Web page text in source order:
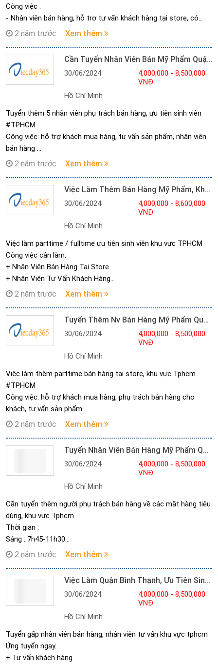
Công việc :
- Nhân viên bán hàng, hỗ trợ tư vấn khách hàng tại store, có
kinh nghiệm tiếp xúc khách hàng nhiều sẽ là một lợi thế.
- Tại mối quan hệ với khách hàng và chăm sóc khách hàng
Thời gian:
sáng: 7h30 - 11h30
chiều: 13h- 17h
Lương:
Ca 4 tiếng : 4.000.000₫
Ca 8 tiếng: 8.500.000₫
- Được thoả thuận thêm
- Thu nhập tùy theo năng lực
2 năm trước Xem thêm
Cần Tuyển Nhân Viên Bán Mỹ Phẩm Quận Bình Thạnh
30/06/2024
4,000,000 - 8,500,000
VNĐ
Hồ Chí Minh
Tuyển thêm 5 nhân viên phụ trách bán hàng, ưu tiên sinh viên
#TPHCM
Công việc: hỗ trợ khách mua hàng, tư vấn sản phẩm, nhân viên
bán hàng
Thời gian :
Ca chiều: 13h30-17h30
-> Parttime: 4tr
-> Fulltime: 8tr5
2 năm trước Xem thêm
Việc Làm Thêm Bán Hàng Mỹ Phẩm, Không Cần Kinh Nghiệm
30/06/2024
4,000,000 - 8,600,000
VNĐ
Hồ Chí Minh
Việc làm parttime / fulltime ưu tiên sinh viên khu vực TPHCM
Công việc cần làm:
+ Nhân Viên Bán Hàng Tại Store
+ Nhân Viên Tư Vấn Khách Hàng
+ Sắp xếp hàng hóa lên kệ
- Sáng: 8h00 - 11h30
- Chiều: 13h00 - 17h00
- Tối: 17h30 - 21h00
Lương:
- 4h: 3TR8 - 4TR/ tháng
- 8h: 8TR3 - 8TR6/ tháng
+ thưởng chuyên cần
#30k/H
#200k/ngày ( thời vụ sinh viên )
Nộp CV ứng tuyển qua zalo hoặc gmail
Liên Hệ : *********& *********gặp Ms. Uyên trao đổi công việc
2 năm trước Xem thêm
Tuyển Thêm Nv Bán Hàng Mỹ Phẩm Quận Gò Vấp
30/06/2024
4,000,000 - 8,500,000
VNĐ
Hồ Chí Minh
Việc làm thêm parttime bán hàng tại store, khu vực Tphcm
#TPHCM
Công việc: hỗ trợ khách mua hàng, phụ trách bán hàng cho
khách, tư vấn sản phẩm
Thời gian :
- Ca chiều: 13h30-17h30
Được sắp xếp thời gian xoay ca linh động
2 năm trước Xem thêm
Tuyển Nhân Viên Bán Hàng Mỹ Phẩm Quận 10
30/06/2024
4,000,000 - 8,500,000
VNĐ
Hồ Chí Minh
Cần tuyển thêm người phụ trách bán hàng về các mặt hàng tiêu
dùng, khu vực Tphcm
Thời gian :
Sáng : 7h45-11h30
Chiều : 13h - 16h30
2 năm trước Xem thêm
Việc Làm Quận Bình Thạnh, Ưu Tiên Sinh Viên
30/06/2024
4,000,000 - 8,500,000
VNĐ
Hồ Chí Minh
Tuyển gấp nhân viên bán hàng, nhân viên tư vấn khu vực tphcm
Ứng tuyển ngay.
+ Tư vấn khách hàng